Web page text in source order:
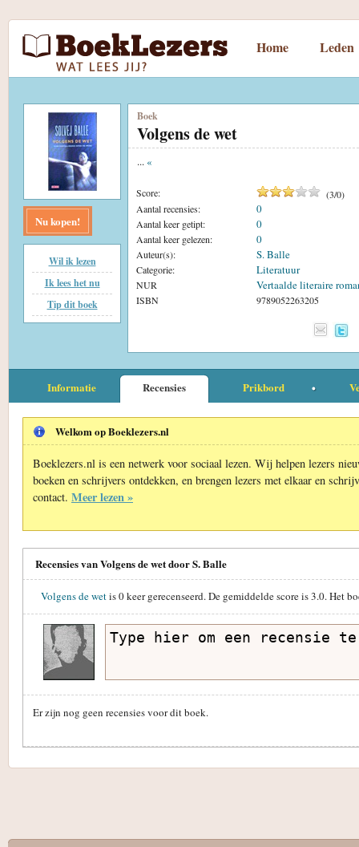
Home Leden
Nu kopen!
Wil ik lezen
Ik lees het nu
Tip dit boek
Boek
Volgens de wet
... «
Score: (3/0)
Aantal recensies:
0
Aantal keer getipt: 0
Aantal keer gelezen: 0
Auteur(s): S. Balle
Categorie: Literatuur
NUR Vertaalde literaire
ISBN 9789052263205
Informatie Recensies Prikbord
Welkom op Boeklezers.nl
Boeklezers.nl is een netwerk voor sociaal lezen. Wij helpen lezers
boeken en schrijvers ontdekken, en brengen lezers met elkaar en
contact. Meer lezen »
Recensies van Volgens de wet door S. Balle
Volgens de wetis0keer gerecenseerd. De gemiddelde score is3.0. Het
Er zijn nog geen recensies voor dit boek.